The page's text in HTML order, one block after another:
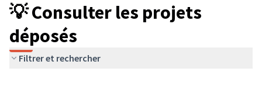
💡 Consulter les projets
déposés
Filtrer et rechercher